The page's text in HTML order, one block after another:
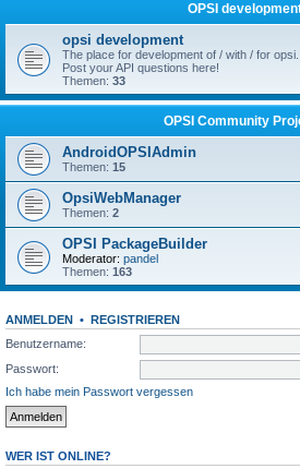
OPSI
opsi development
The place for development of / with / for opsi.
Post your API questions here!
Themen: 33
OPSI Community
AndroidOPSIAdmin
Themen: 15
OpsiWebManager
Themen: 2
OPSI PackageBuilder
Moderator: pandel
Themen: 163
ANMELDEN • REGISTRIEREN
Benutzername:
Passwort:
Ich habe mein Passwort vergessen
WER IST ONLINE?